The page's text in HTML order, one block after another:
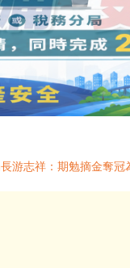
游志祥：期勉摘金奪冠